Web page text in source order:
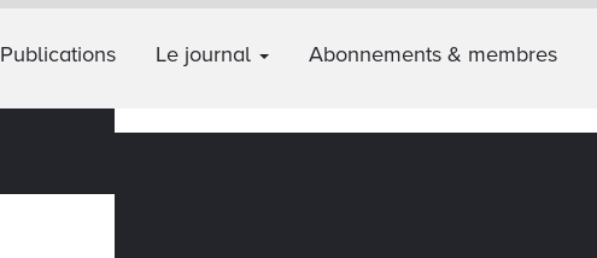
Publications Le journal Abonnements & membres